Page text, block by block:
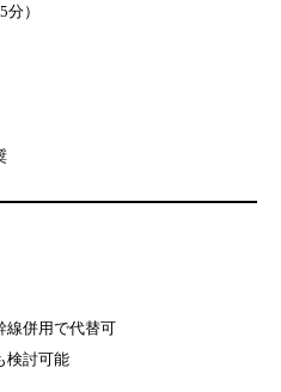
）
線併用で代替可
検討可能